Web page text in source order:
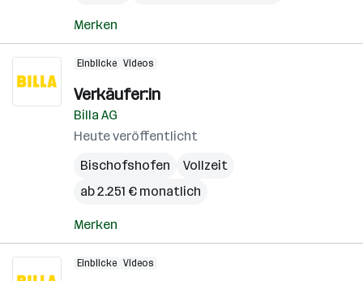
Merken
Einblicke Videos
Verkäufer:in
Billa AG
Heute veröffentlicht
Bischofshofen
Vollzeit
ab 2.251 € monatlich
Merken
Einblicke Videos